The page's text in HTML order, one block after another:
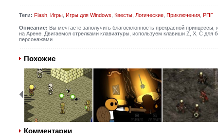
Теги: Flash, Игры, Игры для Windows Квесты, Логические, Приключения, РПГ
Описание: Вы мечтаете заполучить благосклонность прекрасной
на Арене. Двигаемся стрелками клавиатуры, используем клавиши Z, X, C для
персонажами.
Похожие
Комментарии